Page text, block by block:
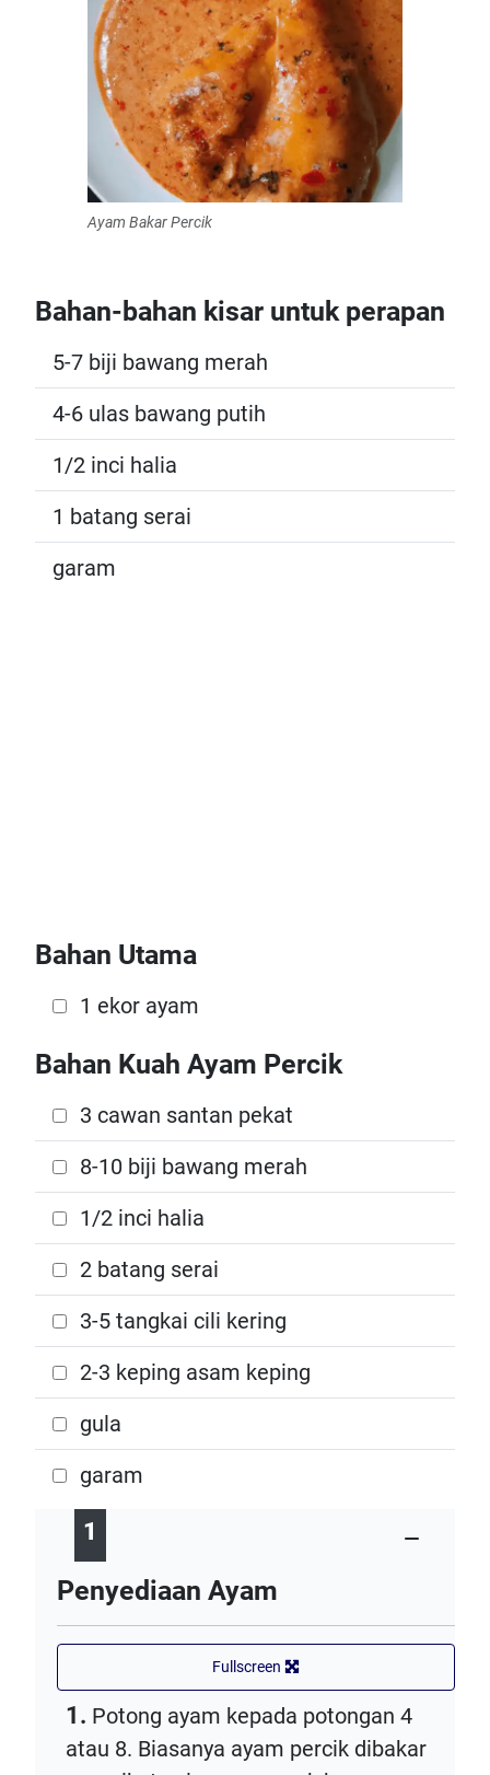
Ayam Bakar Percik
Bahan-bahan kisar untuk perapan
5-7 biji bawang merah
4-6 ulas bawang putih
1/2 inci halia
1 batang serai
garam
Bahan Utama
1 ekor ayam
Bahan Kuah Ayam Percik
3 cawan santan pekat
8-10 biji bawang merah
1/2 inci halia
2 batang serai
3-5 tangkai cili kering
2-3 keping asam keping
gula
garam
1
Penyediaan Ayam
Fullscreen
1. Potong ayam kepada potongan 4
atau 8. Biasanya ayam percik dibakar